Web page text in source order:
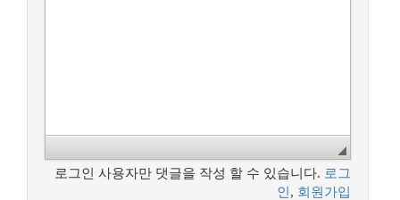
로그인 사용자만 댓글을 작성 할 수 있습니다. 로그
인 , 회원가입